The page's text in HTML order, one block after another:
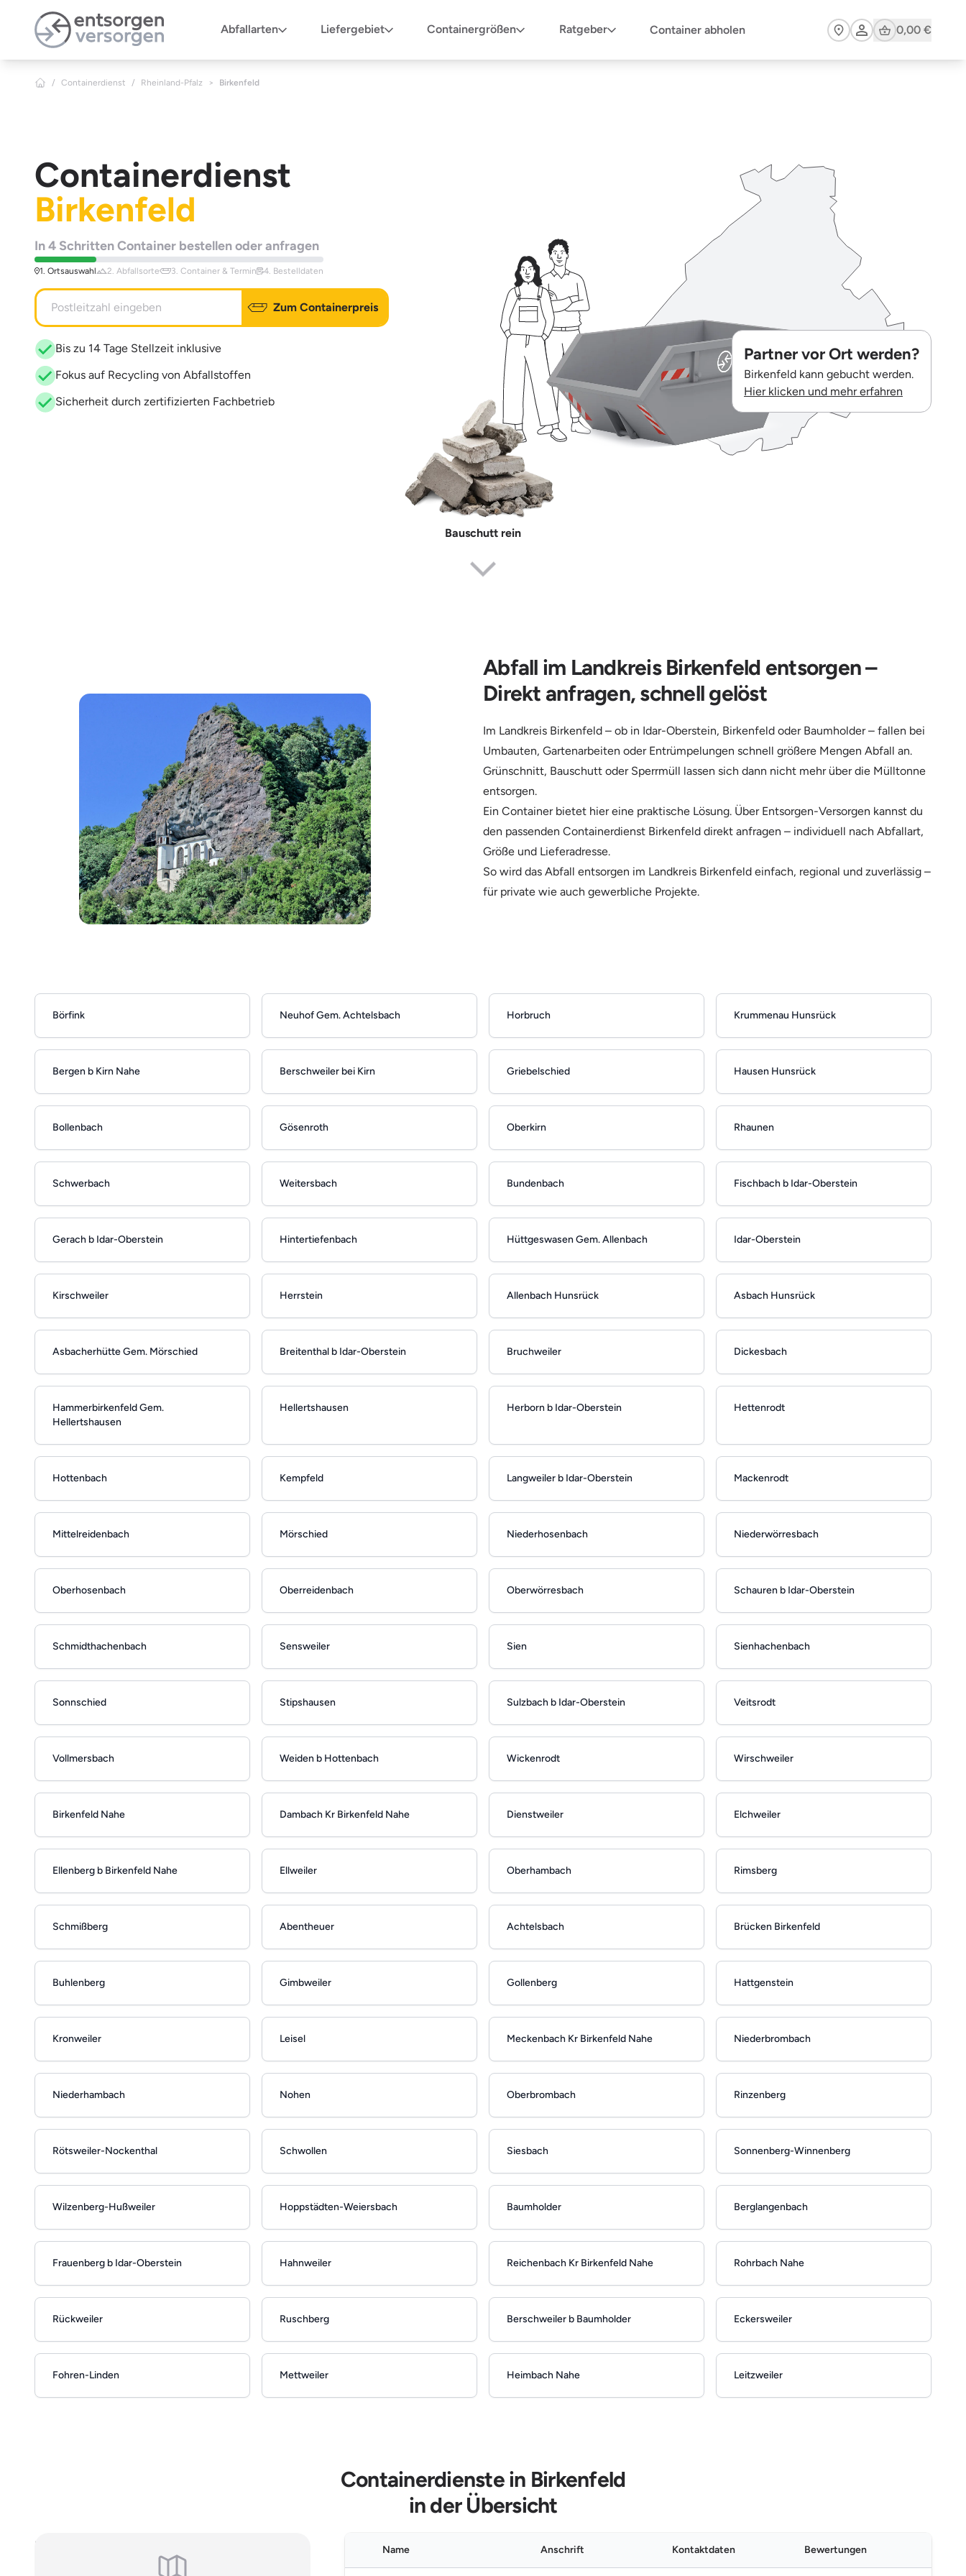
Abfallarten
Liefergebiet Containergrößen Ratgeber Container abholen Cart0,00 €
/ Containerdienst / Rheinland-Pfalz > Birkenfeld
Containerdienst
Birkenfeld
In 4 Schritten Container bestellen oder anfragen
1. Ortsauswahl 2. Abfallsorte 3. Container & Termin 4. Bestelldaten
Zum Containerpreis
Bis zu 14 Tage Stellzeit inklusive
Fokus auf Recycling von Abfallstoffen
Sicherheit durch zertifizierten Fachbetrieb
Partner vor Ort werden?
Birkenfeld kann gebucht werden.
Hier klicken und mehr erfahren
Bauschutt rein
Erdaushub
Abfall im Landkreis Birkenfeld entsorgen –
Direkt anfragen, schnell gelöst
Im Landkreis Birkenfeld – ob in Idar-Oberstein, Birkenfeld oder Baumholder – fallen bei
Umbauten, Gartenarbeiten oder Entrümpelungen schnell größere Mengen Abfall an.
Grünschnitt, Bauschutt oder Sperrmüll lassen sich dann nicht mehr über die Mülltonne
entsorgen.
Ein Container bietet hier eine praktische Lösung. Über Entsorgen-Versorgen kannst du
den passenden Containerdienst Birkenfeld direkt anfragen – individuell nach Abfallart,
Größe und Lieferadresse.
So wird das Abfall entsorgen im Landkreis Birkenfeld einfach, regional und zuverlässig –
für private wie auch gewerbliche Projekte.
Börfink Neuhof Gem. Achtelsbach Horbruch Krummenau Hunsrück
Bergen b Kirn Nahe Berschweiler bei Kirn Griebelschied Hausen Hunsrück
Bollenbach Gösenroth Oberkirn Rhaunen
Schwerbach Weitersbach Bundenbach Fischbach b Idar-Oberstein
Gerach b Idar-Oberstein Hintertiefenbach Hüttgeswasen Gem. Allenbach Idar-Oberstein
Kirschweiler Herrstein Allenbach Hunsrück Asbach Hunsrück
Asbacherhütte Gem. Mörschied Breitenthal b Idar-Oberstein Bruchweiler Dickesbach
Hammerbirkenfeld Gem.
Hellertshausen
Hellertshausen Herborn b Idar-Oberstein Hettenrodt
Hottenbach Kempfeld Langweiler b Idar-Oberstein Mackenrodt
Mittelreidenbach Mörschied Niederhosenbach Niederwörresbach
Oberhosenbach Oberreidenbach Oberwörresbach Schauren b Idar-Oberstein
Schmidthachenbach Sensweiler Sien Sienhachenbach
Sonnschied Stipshausen Sulzbach b Idar-Oberstein Veitsrodt
Vollmersbach Weiden b Hottenbach Wickenrodt Wirschweiler
Birkenfeld Nahe Dambach Kr Birkenfeld Nahe Dienstweiler Elchweiler
Ellenberg b Birkenfeld Nahe Ellweiler Oberhambach Rimsberg
Schmißberg Abentheuer Achtelsbach Brücken Birkenfeld
Buhlenberg Gimbweiler Gollenberg Hattgenstein
Kronweiler Leisel Meckenbach Kr Birkenfeld Nahe Niederbrombach
Niederhambach Nohen Oberbrombach Rinzenberg
Rötsweiler-Nockenthal Schwollen Siesbach Sonnenberg-Winnenberg
Wilzenberg-Hußweiler Hoppstädten-Weiersbach Baumholder Berglangenbach
Frauenberg b Idar-Oberstein Hahnweiler Reichenbach Kr Birkenfeld Nahe Rohrbach Nahe
Rückweiler Ruschberg Berschweiler b Baumholder Eckersweiler
Fohren-Linden Mettweiler Heimbach Nahe Leitzweiler
Containerdienste in Birkenfeld
in der Übersicht
Hinweis: Es handelt sich um allgemeine, online einsehbare
Branchendaten. Falls Sie Ihren Eintrag auf unserer Seite nicht
Name Anschrift Kontaktdaten Bewertungen